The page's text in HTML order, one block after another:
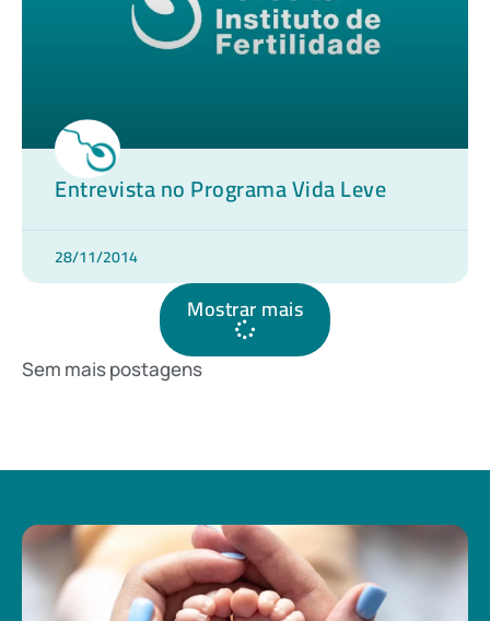
Entrevista no Programa Vida Leve
28/11/2014
Mostrar mais
Sem mais postagens